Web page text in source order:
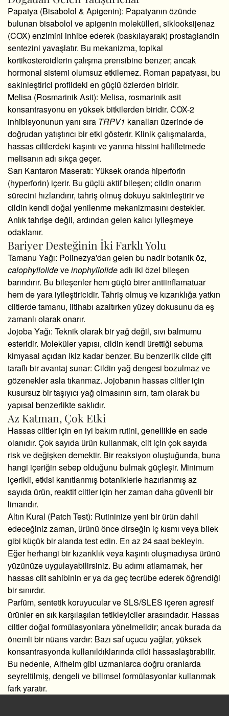
Papatya (Bisabolol & Apigenin): Papatyanın özünde
bulunan bisabolol ve apigenin molekülleri, siklooksijenaz
(COX) enzimini inhibe ederek (baskılayarak) prostaglandin
sentezini yavaşlatır. Bu mekanizma, topikal
kortikosteroidlerin çalışma prensibine benzer; ancak
hormonal sistemi olumsuz etkilemez. Roman papatyası, bu
sakinleştirici profildeki en güçlü özlerden biridir.
Melisa (Rosmarinik Asit): Melisa, rosmarinik asit
konsantrasyonu en yüksek bitkilerden biridir. COX-2
inhibisyonunun yanı sıra TRPV1 kanalları üzerinde de
doğrudan yatıştırıcı bir etki gösterir. Klinik çalışmalarda,
hassas ciltlerdeki kaşıntı ve yanma hissini hafifletmede
melisanın adı sıkça geçer.
Sarı Kantaron Maseratı: Yüksek oranda hiperforin
(hyperforin) içerir. Bu güçlü aktif bileşen; cildin onarım
sürecini hızlandırır, tahriş olmuş dokuyu sakinleştirir ve
cildin kendi doğal yenilenme mekanizmasını destekler.
Anlık tahrişe değil, ardından gelen kalıcı iyileşmeye
odaklanır.
Bariyer Desteğinin İki Farklı Yolu
Tamanu Yağı: Polinezya'dan gelen bu nadir botanik öz,
calophyllolideveinophyllolideadlı iki özel bileşen
barındırır. Bu bileşenler hem güçlü birer antiinflamatuar
hem de yara iyileştiricidir. Tahriş olmuş ve kızarıklığa yatkın
ciltlerde tamanu, iltihabı azaltırken yüzey dokusunu da eş
zamanlı olarak onarır.
Jojoba Yağı: Teknik olarak bir yağ değil, sıvı balmumu
esteridir. Moleküler yapısı, cildin kendi ürettiği sebuma
kimyasal açıdan ikiz kadar benzer. Bu benzerlik cilde çift
taraflı bir avantaj sunar: Cildin yağ dengesi bozulmaz ve
gözenekler asla tıkanmaz. Jojobanın hassas ciltler için
kusursuz bir taşıyıcı yağ olmasının sırrı, tam olarak bu
yapısal benzerlikte saklıdır.
Az Katman, Çok Etki
Hassas ciltler için en iyi bakım rutini, genellikle en sade
olanıdır. Çok sayıda ürün kullanmak, cilt için çok sayıda
risk ve değişken demektir. Bir reaksiyon oluştuğunda, buna
hangi içeriğin sebep olduğunu bulmak güçleşir. Minimum
içerikli, etkisi kanıtlanmış botaniklerle hazırlanmış az
sayıda ürün, reaktif ciltler için her zaman daha güvenli bir
limandır.
Altın Kural (Patch Test): Rutininize yeni bir ürün dahil
edeceğiniz zaman, ürünü önce dirseğin iç kısmı veya bilek
gibi küçük bir alanda test edin. En az 24 saat bekleyin.
Eğer herhangi bir kızarıklık veya kaşıntı oluşmadıysa ürünü
yüzünüze uygulayabilirsiniz. Bu adımı atlamamak, her
hassas cilt sahibinin er ya da geç tecrübe ederek öğrendiği
bir sınırdır.
Parfüm, sentetik koruyucular ve SLS/SLES içeren agresif
ürünler en sık karşılaşılan tetikleyiciler arasındadır. Hassas
ciltler doğal formülasyonlara yönelmelidir; ancak burada da
önemli bir nüans vardır: Bazı saf uçucu yağlar, yüksek
konsantrasyonda kullanıldıklarında cildi hassaslaştırabilir.
Bu nedenle, Alfheim gibi uzmanlarca doğru oranlarda
seyreltilmiş, dengeli ve bilimsel formülasyonlar kullanmak
fark yaratır.